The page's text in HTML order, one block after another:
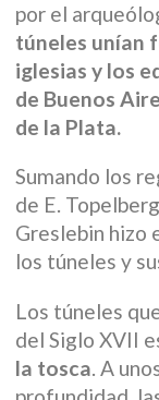
por el
túneles unían
iglesias y los
de Buenos
de la Plata.
Sumando los
de E.
Greslebin hizo
los túneles y
Los túneles
del Siglo XVII
la tosca . A